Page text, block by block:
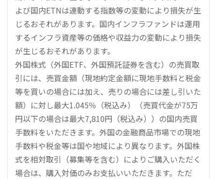
よび国内ETNは連動する指数等の変動により損失が生
じるおそれがあります。国内インフラファンドは運用
するインフラ資産等の価格や収益力の変動により損失
が生じるおそれがあります。
外国株式（外国ETF、外国預託証券を含む）の売買取
引には、売買金額（現地約定金額に現地手数料と税金
等を買いの場合には加え、売りの場合には差し引いた
額）に対し最大1.045％（税込み）（売買代金が75万
円以下の場合は最大7,810円（税込み））の国内売買
手数料をいただきます。外国の金融商品市場での現地
手数料や税金等は国や地域により異なります。外国株
式を相対取引（募集等を含む）によりご購入いただく
場合は、購入対価のみお支払いいただきます。ただ